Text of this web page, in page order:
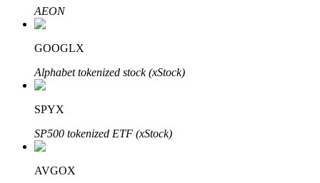
Đối tác Bitrue
Đối tác Bitrue
Lên đến 65% hoa hồng!
AEON
GOOGLX
Alphabet tokenized stock (xStock)
SPYX
SP500 tokenized ETF (xStock)
AVGOX